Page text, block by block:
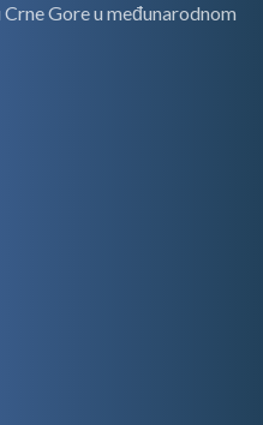
Gore u međunarodnom